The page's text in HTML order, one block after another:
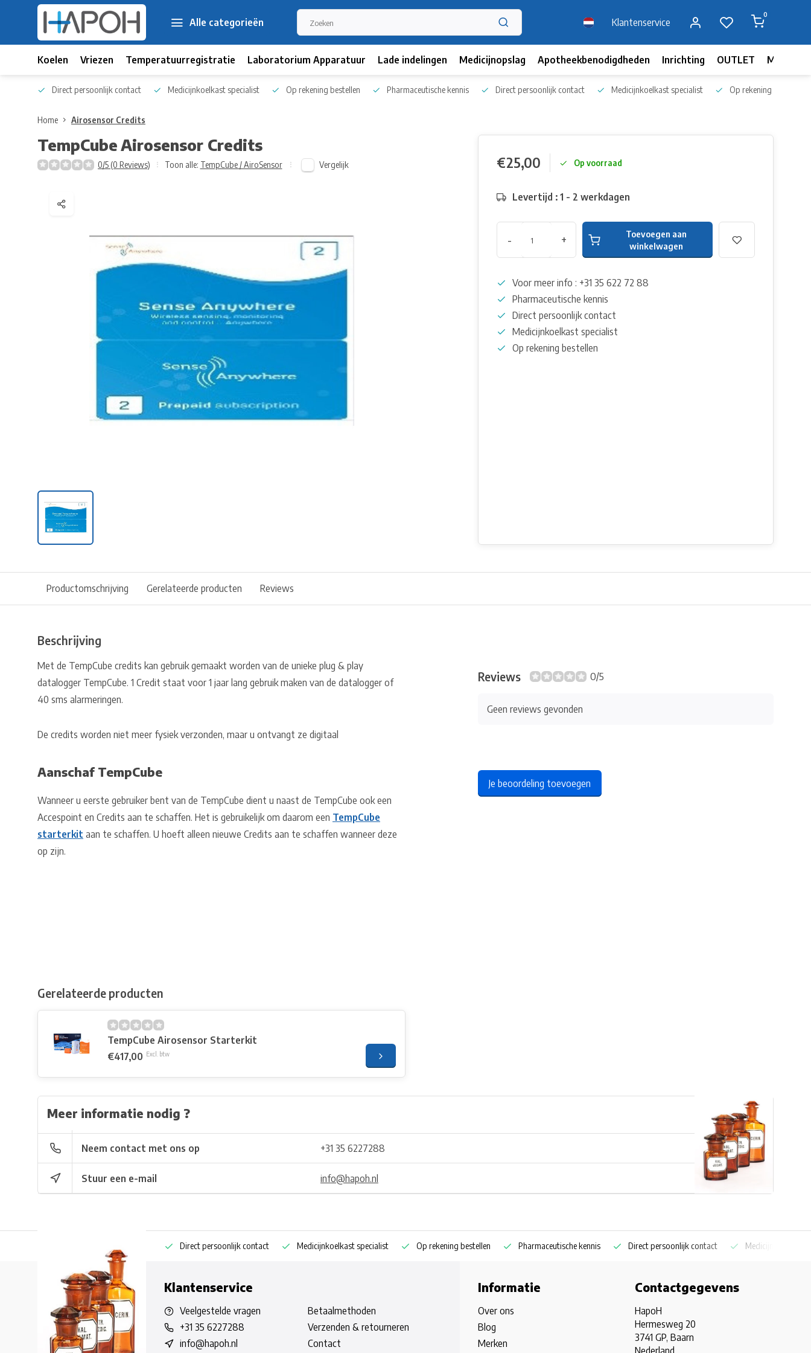
Alle categorieën Klantenservice
0
Koelen Vriezen Temperatuurregistratie Laboratorium Apparatuur Lade indelingen Medicijnopslag Apotheekbenodigdheden Inrichting OUTLET Merken
Direct persoonlijk contact Medicijnkoelkast specialist Op rekening bestellen Pharmaceutische kennis Direct persoonlijk contact Medicijnkoelkast specialist Op rekening bestellen
Home Airosensor Credits
TempCubeAirosensor Credits
0/5 (0 Reviews) Toon alle: TempCube / AiroSensor Vergelijk €25,00 Op voorraad
Levertijd : 1 - 2 werkdagen
- +
Toevoegen aan
winkelwagen
Voor meer info : +31 35 622 72 88
Pharmaceutische kennis
Direct persoonlijk contact
Medicijnkoelkast specialist
Op rekening bestellen
Productomschrijving Gerelateerde producten Reviews
Beschrijving
Met de TempCube credits kan gebruik gemaakt worden van de unieke plug & play
datalogger TempCube. 1 Credit staat voor 1 jaar lang gebruik maken van de datalogger of
40 sms alarmeringen.
De credits worden niet meer fysiek verzonden, maar u ontvangt ze digitaal
Aanschaf TempCube
Wanneer u eerste gebruiker bent van de TempCube dient u naast de TempCube ook een
Accespoint en Credits aan te schaffen. Het is gebruikelijk om daarom een TempCube
starterkit aan te schaffen. U hoeft alleen nieuwe Credits aan te schaffen wanneer deze
op zijn.
Gerelateerde producten
TempCube Airosensor Starterkit
€417,00 Excl. btw
Reviews 0/5
Geen reviews gevonden
Je beoordeling toevoegen
Meer informatie nodig ?
Neem contact met ons op +31 35 6227288
Stuur een e-mail info@hapoh.nl
Direct persoonlijk contact Medicijnkoelkast specialist Op rekening bestellen Pharmaceutische kennis Direct persoonlijk contact Medicijnkoelkast
Klantenservice
Veelgestelde vragen
+31 35 6227288
info@hapoh.nl
Betaalmethoden
Verzenden & retourneren
Contact
Informatie
Over ons
Blog
Merken
Contactgegevens
HapoH
Hermesweg 20
3741 GP, Baarn
Nederland